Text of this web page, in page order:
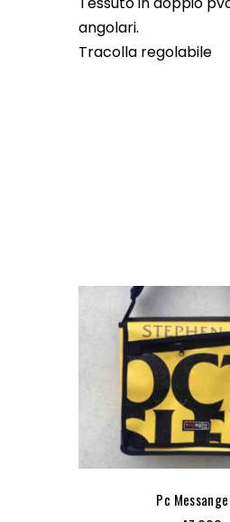
angolari.
Tracolla regolabile
Pc